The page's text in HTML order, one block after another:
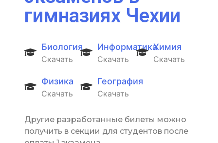
гимназиях Чехии
Биология
Скачать
Информатика
Скачать
Химия
Скачать
Физика
Скачать
География
Скачать
Другие разработанные билеты можно
получить в секции для студентов после